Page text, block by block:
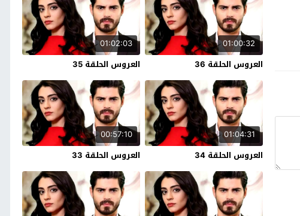
01:00:32
العروس الحلقة 36
01:02:03
العروس الحلقة 35
01:04:31
العروس الحلقة 34
00:57:10
العروس الحلقة 33